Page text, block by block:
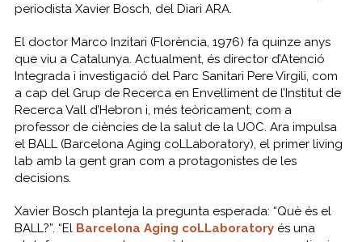
periodista Xavier Bosch, del Diari ARA.
El doctor Marco Inzitari (Florència, 1976) fa quinze anys
que viu a Catalunya. Actualment, és director d’Atenció
Integrada i investigació del Parc Sanitari Pere Virgili, com
a cap del Grup de Recerca en Envelliment de l’Institut de
Recerca Vall d’Hebron i, més teòricament, com a
professor de ciències de la salut de la UOC. Ara impulsa
el BALL (Barcelona Aging coLLaboratory), el primer living
lab amb la gent gran com a protagonistes de les
decisions.
Xavier Bosch planteja la pregunta esperada: “Què és el
BALL?”. “El Barcelona Aging coLLaboratoryés una